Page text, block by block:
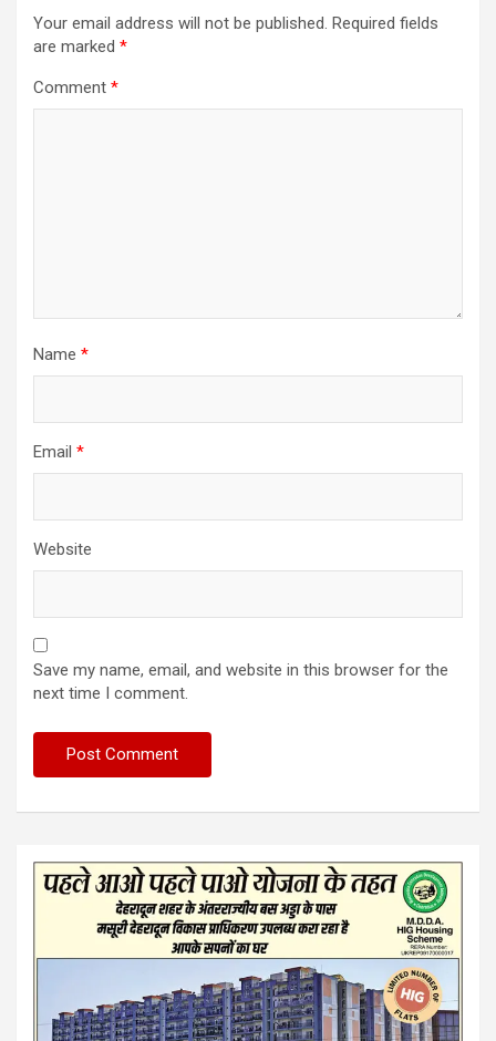
Your email address will not be published. Required fields
are marked *
Comment *
Name *
Email *
Website
Save my name, email, and website in this browser for the
next time I comment.